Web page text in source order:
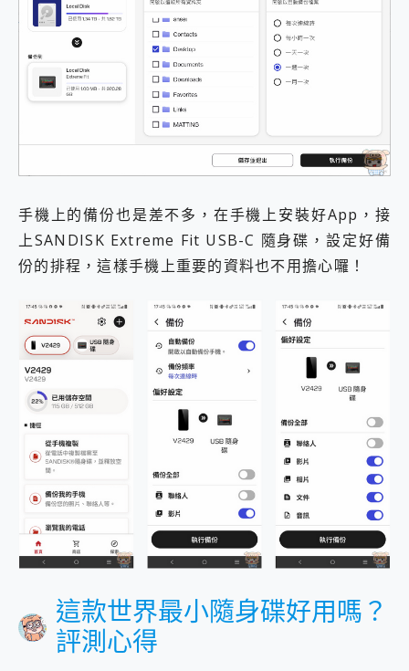
手機上的備份也是差不多，在手機上安裝好App，接
上SANDISK Extreme Fit USB-C 隨身碟，設定好備
份的排程，這樣手機上重要的資料也不用擔心囉！
這款世界最小隨身碟好用嗎？
評測心得